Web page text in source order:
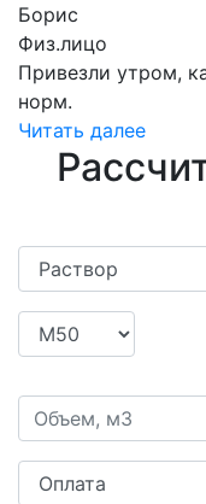
Борис
Физ.лицо
Привезли утром,
норм.
Читать далее